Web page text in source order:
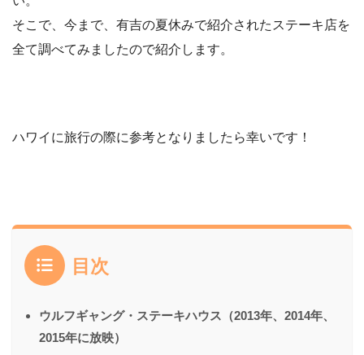
そこで、今まで、有吉の夏休みで紹介されたステーキ店を
全て調べてみましたので紹介します。
ハワイに旅行の際に参考となりましたら幸いです！
目次
ウルフギャング・ステーキハウス（2013年、2014年、
2015年に放映）